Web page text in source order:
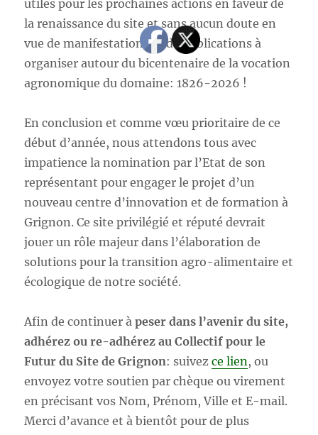
utiles pour les prochaines actions en faveur de
la renaissance du site et sans aucun doute en
vue de manifestations et de publications à
organiser autour du bicentenaire de la vocation
agronomique du domaine: 1826-2026 !
En conclusion et comme vœu prioritaire de ce
début d’année, nous attendons tous avec
impatience la nomination par l’Etat de son
représentant pour engager le projet d’un
nouveau centre d’innovation et de formation à
Grignon. Ce site privilégié et réputé devrait
jouer un rôle majeur dans l’élaboration de
solutions pour la transition agro-alimentaire et
écologique de notre société.
Afin de continuer àpeser dans l’avenir du site,
adhérez ou re-adhérez au Collectif pour le
Futur du Site de Grignon: suivezce lien , ou
envoyez votre soutien par chèque ou virement
en précisant vos Nom, Prénom, Ville et E-mail.
Merci d’avance et à bientôt pour de plus